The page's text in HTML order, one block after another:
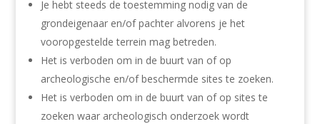
Je hebt steeds de toestemming nodig van de
grondeigenaar en/of pachter alvorens je het
vooropgestelde terrein mag betreden.
Het is verboden om in de buurt van of op
archeologische en/of beschermde sites te zoeken.
Het is verboden om in de buurt van of op sites te
zoeken waar archeologisch onderzoek wordt